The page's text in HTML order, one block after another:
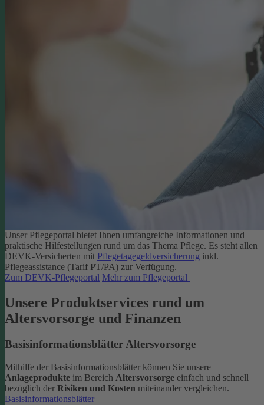
Unser Pflegeportal bietet Ihnen umfangreiche Informationen und
praktische Hilfestellungen rund um das Thema Pflege. Es steht allen
DEVK-Versicherten mit Pflegetagegeldversicherung inkl.
Pflegeassistance (Tarif PT/PA) zur Verfügung.
Zum DEVK-Pflegeportal Mehr zum Pflegeportal
Unsere Produktservices rund um
Altersvorsorge und Finanzen
Basisinformationsblätter Altersvorsorge
Mithilfe der Basisinformationsblätter können Sie unsere
Anlageprodukte im Bereich Altersvorsorge einfach und schnell
bezüglich der Risiken und Kosten miteinander vergleichen.
Basisinformationsblätter